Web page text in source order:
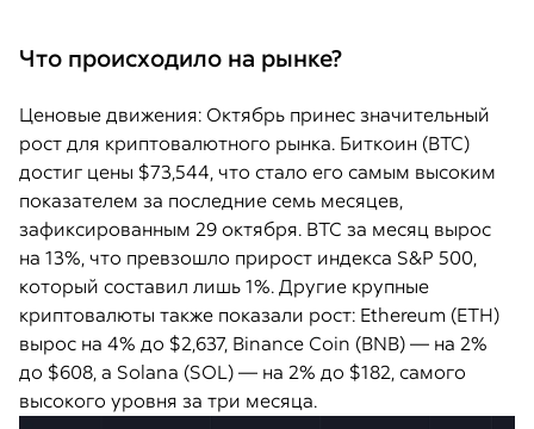
Что происходило на рынке?
Ценовые движения: Октябрь принес значительный
рост для криптовалютного рынка. Биткоин (BTC)
достиг цены $73,544, что стало его самым высоким
показателем за последние семь месяцев,
зафиксированным 29 октября. BTC за месяц вырос
на 13%, что превзошло прирост индекса S&P 500,
который составил лишь 1%. Другие крупные
криптовалюты также показали рост: Ethereum (ETH)
вырос на 4% до $2,637, Binance Coin (BNB) — на 2%
до $608, а Solana (SOL) — на 2% до $182, самого
высокого уровня за три месяца.